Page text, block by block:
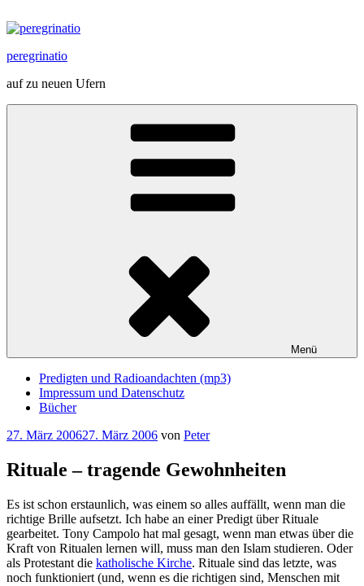
Inhalt
peregrinatio
auf zu neuen Ufern
Menü
Predigten und Radioandachten (mp3)
Impressum und Datenschutz
Bücher
Veröffentlicht
27. März 200627. März 2006 von Peter
Rituale – tragende Gewohnheiten
Es ist schon erstaunlich, was einem so alles auffällt, wenn man die
richtige Brille aufsetzt. Ich habe an einer Predigt über Rituale
gearbeitet. Tony Campolo hat mal gesagt, wenn man etwas über die
Kraft von Ritualen lernen will, muss man den Islam studieren. Oder
als Protestant die katholische Kirche. Rituale sind das letzte, was
noch funktioniert (und, wenn es die richtigen sind, Menschen mit